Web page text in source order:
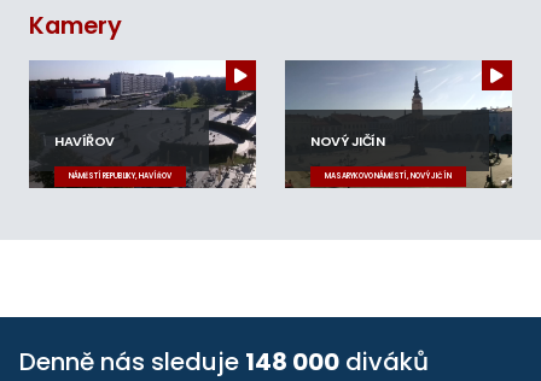
Kamery
HAVÍŘOV
NÁMĚSTÍ REPUBLIKY, HAVÍŘOV
NOVÝ JIČÍN
MASARYKOVO NÁMĚSTÍ, NOVÝ JIČÍN
Denně nás sleduje 148 000 diváků